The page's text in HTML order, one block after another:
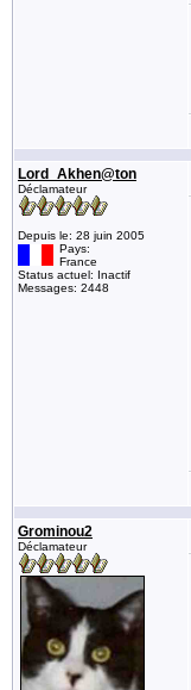
Lord_Akhen@ton
Déclamateur
Depuis le: 28 juin 2005
Pays:
France
Status actuel: Inactif
Messages: 2448
Grominou2
Déclamateur